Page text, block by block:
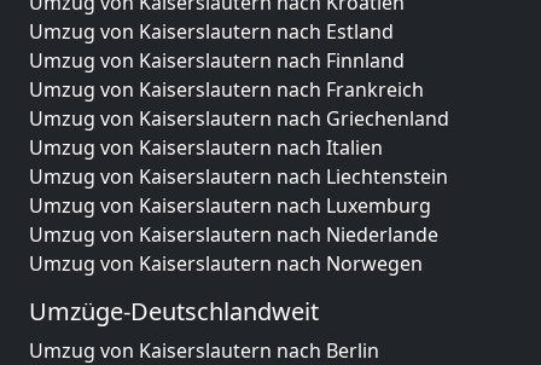
Umzug von Kaiserslautern nach Estland
Umzug von Kaiserslautern nach Finnland
Umzug von Kaiserslautern nach Frankreich
Umzug von Kaiserslautern nach Griechenland
Umzug von Kaiserslautern nach Italien
Umzug von Kaiserslautern nach Liechtenstein
Umzug von Kaiserslautern nach Luxemburg
Umzug von Kaiserslautern nach Niederlande
Umzug von Kaiserslautern nach Norwegen
Umzüge-Deutschlandweit
Umzug von Kaiserslautern nach Berlin